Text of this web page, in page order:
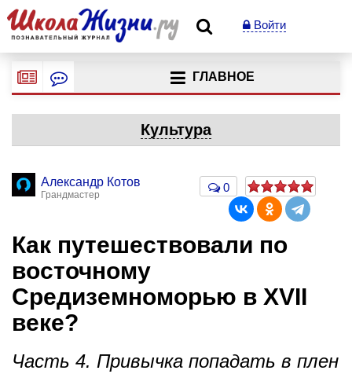
Войти
ГЛАВНОЕ
Культура
Александр Котов
Грандмастер
0
Как путешествовали по
восточному
Средиземноморью в XVII
веке?
Часть 4. Привычка попадать в плен